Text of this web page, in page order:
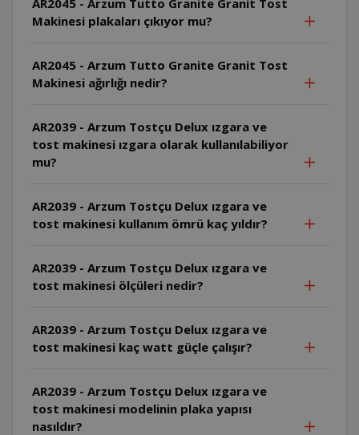
Makinesi plakaları çıkıyor mu?
AR2045 - Arzum Tutto Granite Granit Tost
Makinesi ağırlığı nedir?
AR2039 - Arzum Tostçu Delux ızgara ve
tost makinesi ızgara olarak kullanılabiliyor
mu?
AR2039 - Arzum Tostçu Delux ızgara ve
tost makinesi kullanım ömrü kaç yıldır?
AR2039 - Arzum Tostçu Delux ızgara ve
tost makinesi ölçüleri nedir?
AR2039 - Arzum Tostçu Delux ızgara ve
tost makinesi kaç watt güçle çalışır?
AR2039 - Arzum Tostçu Delux ızgara ve
tost makinesi modelinin plaka yapısı
nasıldır?